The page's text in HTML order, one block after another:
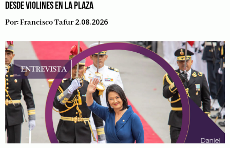
DESDE VIOLINES EN LA PLAZA
Por:Francisco Tafur 2.08.2026